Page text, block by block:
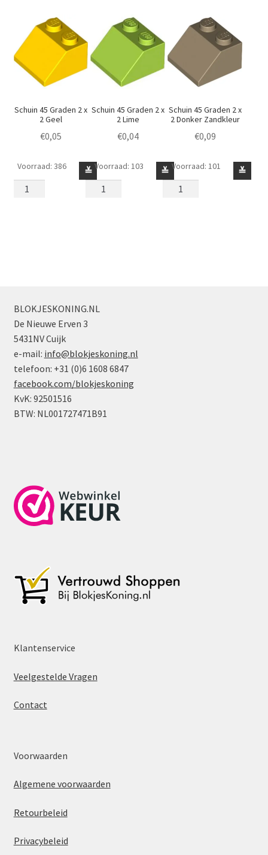
Schuin 45 Graden 2 x
2 Geel
€0,05
Schuin
45
≚
Voorraad: 386
Schuin 45 Graden 2 x
2 Lime
€0,04
Schuin
45
≚
Voorraad: 103
Schuin 45 Graden 2 x
2 Donker Zandkleur
€0,09
Schuin
45
≚
Voorraad: 101
BLOKJESKONING.NL
De Nieuwe Erven 3
5431NV Cuijk
e-mail: info@blokjeskoning.nl
telefoon: +31 (0)6 1608 6847
facebook.com/blokjeskoning
KvK: 92501516
BTW: NL001727471B91
Klantenservice
Veelgestelde Vragen
Contact
Voorwaarden
Algemene voorwaarden
Retourbeleid
Privacybeleid